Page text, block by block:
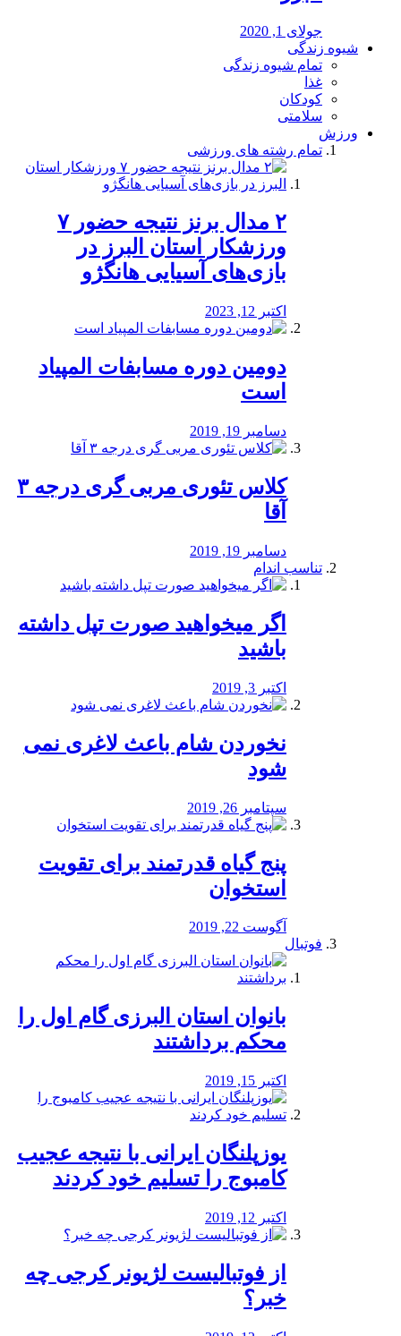
جولای 1, 2020
شیوه زندگی
تمام شیوه زندگی
غذا
کودکان
سلامتی
ورزش
تمام رشته های ورزشی
۲ مدال برنز نتیجه حضور ۷
ورزشکار استان البرز در
بازی‌های آسیایی هانگژو
اکتبر 12, 2023
دومین دوره مسابفات المپیاد
است
دسامبر 19, 2019
کلاس تئوری مربی گری درجه ۳
آقا
دسامبر 19, 2019
تناسب اندام
اگر میخواهید صورت تپل داشته
باشید
اکتبر 3, 2019
نخوردن شام باعث لاغری نمی
‌شود
سپتامبر 26, 2019
پنج گیاه قدرتمند برای تقویت
استخوان
آگوست 22, 2019
فوتبال
بانوان استان البرزی گام اول را
محكم برداشتند
اکتبر 15, 2019
یوزپلنگان ایرانی با نتیجه عجیب
کامبوج را تسلیم خود کردند
اکتبر 12, 2019
از فوتبالیست لژیونر کرجی چه
خبر؟